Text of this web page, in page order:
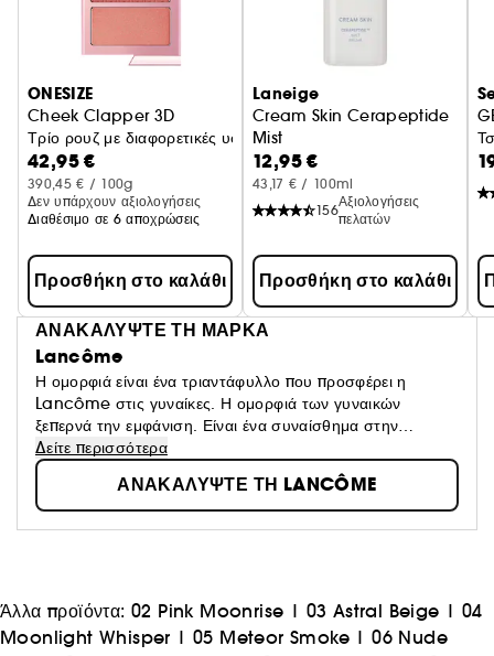
ONESIZE
Cheek Clapper 3D
Τρίο ρουζ με διαφορετικές υφές
42,95 €
390,45 € / 100g
Δεν υπάρχουν αξιολογήσεις
Διαθέσιμο σε 6 αποχρώσεις
Προσθήκη στο καλάθι
Laneige
Cream Skin Cerapeptide
Mist
Ενυδατικό mist με Πεπτίδια και
12,95 €
43,17 € / 100ml
156
Αξιολογήσεις
πελατών
Προσθήκη στο καλάθι
ΑΝΑΚΑΛΥΨΤΕ ΤΗ ΜΑΡΚΑ
Lancôme
Η ομορφιά είναι ένα τριαντάφυλλο που προσφέρει η
Lancôme στις γυναίκες. Η ομορφιά των γυναικών
ξεπερνά την εμφάνιση. Είναι ένα συναίσθημα στην
επιφάνεια, μια αφύπνιση όλων των αισθήσεων, η
αντανάκλαση μιας αρμονίας μεταξύ της καρδιάς, του
σώματος και του πνεύματος. Πιστεύουμε ότι κάθε γυναίκα
έχει την ομορφιά της και θέλουμε να δώσουμε στην κάθε
μία την ελευθερία να ανθίσει προσφέροντάς της τις πιο
πληθυντική.
Δείτε περισσότερα
ΑΝΑΚΑΛΥΨΤΕ ΤΗ LANCÔME
Άλλα προϊόντα: 02 Pink Moonrise | 03 Astral Beige | 04
Moonlight Whisper |05 Meteor Smoke |06 Nude